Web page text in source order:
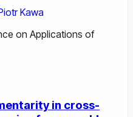
Kawa
on Applications of
in cross-